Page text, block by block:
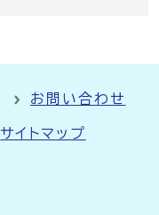
お問い合わせ
サイトマップ